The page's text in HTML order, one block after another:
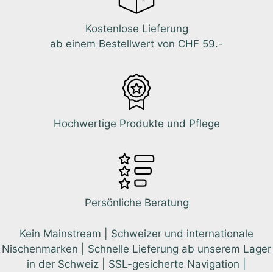
Kostenlose Lieferung
ab einem Bestellwert von CHF 59.-
Hochwertige Produkte und Pflege
Persönliche Beratung
Kein Mainstream | Schweizer und internationale
Nischenmarken | Schnelle Lieferung ab unserem Lager
in der Schweiz | SSL-gesicherte Navigation |